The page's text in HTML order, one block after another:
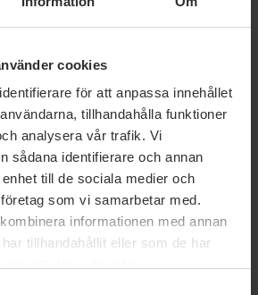
cookies
för att anpassa innehållet
tillhandahålla funktioner
analysera vår trafik. Vi
sådana identifierare och annan
till de sociala medier och
som vi samarbetar med.
informationen med annan
tillhandahållit eller som de har
2026!
Ledamot